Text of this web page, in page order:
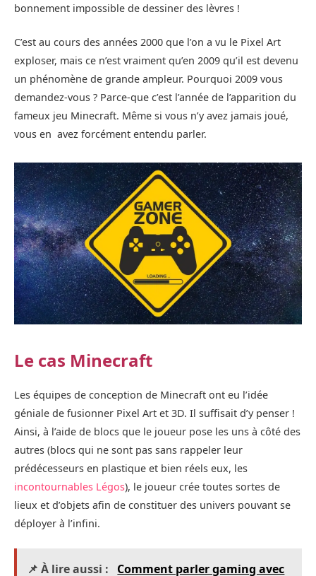
bonnement impossible de dessiner des lèvres !
C’est au cours des années 2000 que l’on a vu le Pixel Art
exploser, mais ce n’est vraiment qu’en 2009 qu’il est devenu
un phénomène de grande ampleur. Pourquoi 2009 vous
demandez-vous ? Parce-que c’est l’année de l’apparition du
fameux jeu Minecraft. Même si vous n’y avez jamais joué,
vous en avez forcément entendu parler.
Le cas Minecraft
Les équipes de conception de Minecraft ont eu l’idée
géniale de fusionner Pixel Art et 3D. Il suffisait d’y penser !
Ainsi, à l’aide de blocs que le joueur pose les uns à côté des
autres (blocs qui ne sont pas sans rappeler leur
prédécesseurs en plastique et bien réels eux, les
incontournables Légos), le joueur crée toutes sortes de
lieux et d’objets afin de constituer des univers pouvant se
déployer à l’infini.
📌 À lire aussi : Comment parler gaming avec